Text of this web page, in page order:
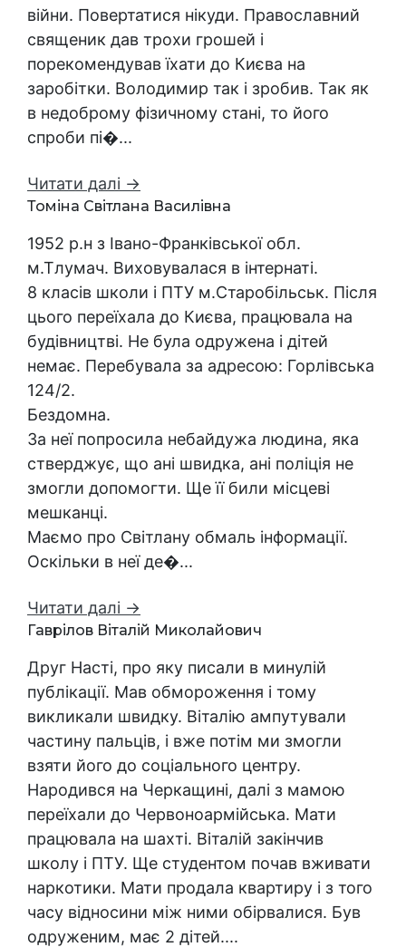
війни. Повертатися нікуди. Православний
священик дав трохи грошей і
порекомендував їхати до Києва на
заробітки. Володимир так і зробив. Так як
в недоброму фізичному стані, то його
спроби пі�...
Читати далі →
Томіна Світлана Василівна
1952 р.н з Івано-Франківської обл.
м.Тлумач. Виховувалася в інтернаті.
8 класів школи і ПТУ м.Старобільськ. Після
цього переїхала до Києва, працювала на
будівництві. Не була одружена і дітей
немає. Перебувала за адресою: Горлівська
124/2.
Бездомна.
За неї попросила небайдужа людина, яка
стверджує, що ані швидка, ані поліція не
змогли допомогти. Ще її били місцеві
мешканці.
Маємо про Світлану обмаль інформації.
Оскільки в неї де�...
Читати далі →
Гаврілов Віталій Миколайович
Друг Насті, про яку писали в минулій
публікації. Мав обмороження і тому
викликали швидку. Віталію ампутували
частину пальців, і вже потім ми змогли
взяти його до соціального центру.
Народився на Черкащині, далі з мамою
переїхали до Червоноармійська. Мати
працювала на шахті. Віталій закінчив
школу і ПТУ. Ще студентом почав вживати
наркотики. Мати продала квартиру і з того
часу відносини між ними обірвалися. Був
одруженим, має 2 дітей....